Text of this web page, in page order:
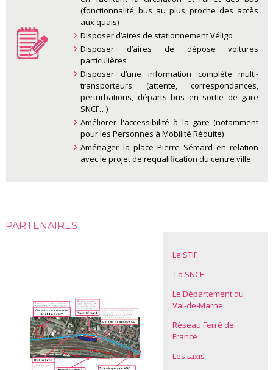
(fonctionnalité bus au plus proche des accès
aux quais)
Disposer d’aires de stationnement Véligo
Disposer d’aires de dépose voitures
particulières
Disposer d’une information complète multi-
transporteurs (attente, correspondances,
perturbations, départs bus en sortie de gare
SNCF…)
Améliorer l'accessibilité à la gare (notamment
pour les Personnes à Mobilité Réduite)
Aménager la place Pierre Sémard en relation
avec le projet de requalification du centre ville
PARTENAIRES
Le STIF
La SNCF
Le Département du
Val-de-Marne
Réseau Ferré de
France
Les taxis